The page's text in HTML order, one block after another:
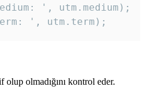
', utm.medium);
', utm.term);
olmadığını kontrol eder.